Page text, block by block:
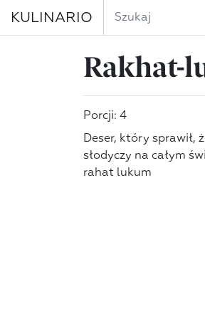
KULINARIO
Rakhat-
Porcji: 4
Deser, który sprawił,
słodyczy na całym
rahat lukum